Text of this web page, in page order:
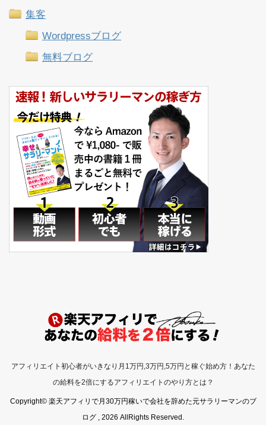
集客
Wordpressブログ
無料ブログ
アフィリエイト初心者がいきなり月1万円,3万円,5万円と稼ぐ始め方！あなた
の給料を2倍にするアフィリエイトのやり方とは？
Copyright© 楽天アフィリで月30万円稼いで会社を辞めた元サラリーマンのブ
ログ , 2026 AllRights Reserved.